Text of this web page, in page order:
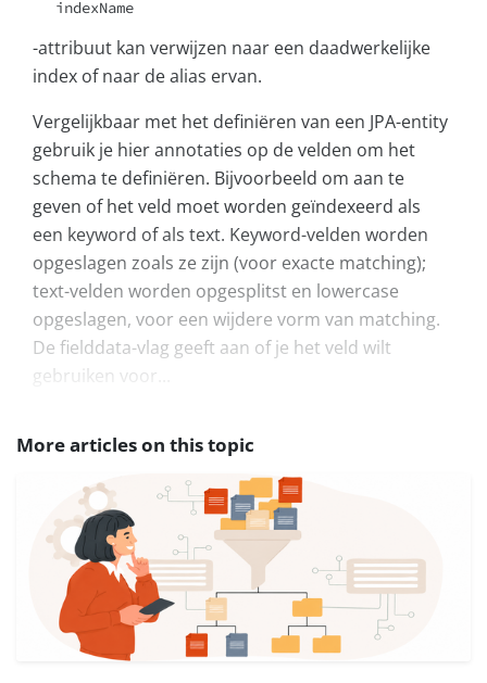
indexName
-attribuut kan verwijzen naar een daadwerkelijke
index of naar de alias ervan.
Vergelijkbaar met het definiëren van een JPA-entity
gebruik je hier annotaties op de velden om het
schema te definiëren. Bijvoorbeeld om aan te
geven of het veld moet worden geïndexeerd als
een keyword of als text. Keyword-velden worden
opgeslagen zoals ze zijn (voor exacte matching);
text-velden worden opgesplitst en lowercase
opgeslagen, voor een wijdere vorm van matching.
De fielddata-vlag geeft aan of je het veld wilt
gebruiken voor...
More articles on this topic